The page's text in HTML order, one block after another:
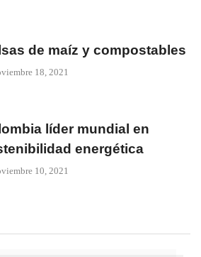
de maíz y compostables
18, 2021
líder mundial en
energética
10, 2021